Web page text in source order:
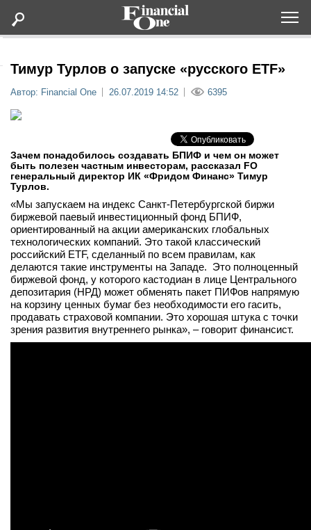
Lifestyle
Мероприятия
Новости
Интервью
вконтакте
телеграм
Тимур Турлов о запуске «русского ETF»
Автор: Financial One 26.07.2019 14:52 6395
Зачем понадобилось создавать БПИФ и чем он может
быть полезен частным инвесторам, рассказал FO
генеральный директор ИК «Фридом Финанс» Тимур
Турлов.
«Мы запускаем на индекс Санкт-Петербургской биржи
биржевой паевый инвестиционный фонд БПИФ,
ориентированный на акции американских глобальных
технологических компаний. Это такой классический
российский ETF, сделанный по всем правилам, как
делаются такие инструменты на Западе. Это полноценный
биржевой фонд, у которого кастодиан в лице Центрального
депозитария (НРД) может обменять пакет ПИФов напрямую
на корзину ценных бумаг без необходимости его гасить,
продавать страховой компании. Это хорошая штука с точки
зрения развития внутреннего рынка», – говорит финансист.